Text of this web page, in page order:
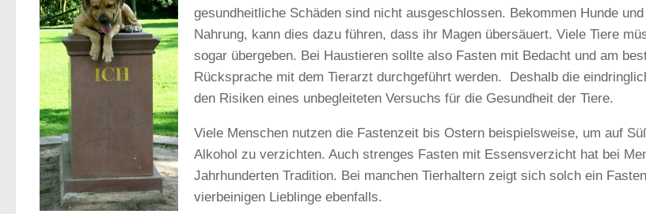
gesundheitliche Schäden sind nicht ausgeschlossen. Bekommen Hunde
Nahrung, kann dies dazu führen, dass ihr Magen übersäuert. Viele Tiere
sogar übergeben. Bei Haustieren sollte also Fasten mit Bedacht und am
Rücksprache mit dem Tierarzt durchgeführt werden. Deshalb die
den Risiken eines unbegleiteten Versuchs für die Gesundheit der Tiere.
Viele Menschen nutzen die Fastenzeit bis Ostern beispielsweise, um auf
Alkohol zu verzichten. Auch strenges Fasten mit Essensverzicht hat bei
Jahrhunderten Tradition. Bei manchen Tierhaltern zeigt sich solch ein
vierbeinigen Lieblinge ebenfalls.